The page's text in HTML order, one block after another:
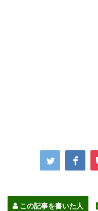
この記事を書いた人